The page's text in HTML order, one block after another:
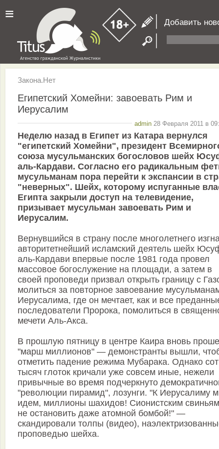
≡ Добавить
Закона.Нет
Египетский Хомейни: завоевать Рим и
Иерусалим
admin 28 Февраля 2011 в
Неделю назад в Египет из Катара вернулся
"египетский Хомейни", президент
союза мусульманских богословов шейх
аль-Кардави. Согласно его радикальным
мусульманам пора перейти к экспансии в
"неверных". Шейх, которому испуганные
Египта закрыли доступ на телевидение,
призывает мусульман завоевать Рим и
Иерусалим.
Вернувшийся в страну после многолетнего
авторитетнейший исламский деятель шейх
аль-Кардави впервые после 1981 года провел
массовое богослужение на площади, а затем в
своей проповеди призвал открыть границу с
молиться за повторное завоевание
Иерусалима, где он мечтает, как и все
последователи Пророка, помолиться в
мечети Аль-Акса.
В прошлую пятницу в центре Каира вновь
"марш миллионов" — демонстранты вышли,
отметить падение режима Мубарака. Однако
тысяч глоток кричали уже совсем иные, нежели
привычные во время подчеркнуто
"революции пирамид", лозунги. "К Иерусалиму
идем, миллионы шахидов! Сионистским
не остановить даже атомной бомбой!" —
скандировали толпы (видео),
проповедью шейха.